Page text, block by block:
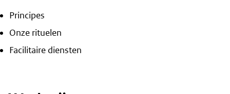
Principes
Onze rituelen
Facilitaire diensten